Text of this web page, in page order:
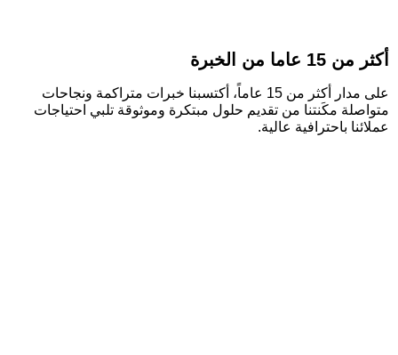
أكثر من 15 عاما من الخبرة
على مدار أكثر من 15 عاماً، أكتسبنا خبرات متراكمة ونجاحات
متواصلة مكَنتنا من تقديم حلول مبتكرة وموثوقة تلبي احتياجات
عملائنا باحترافية عالية.